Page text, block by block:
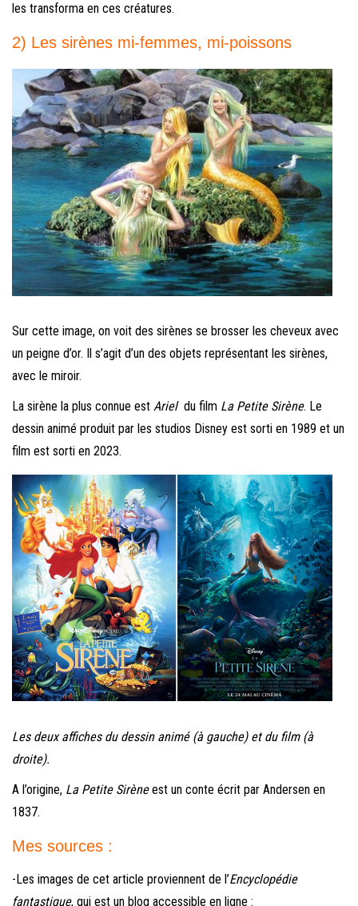
les transforma en ces créatures.
2) Les sirènes mi-femmes, mi-poissons
Sur cette image, on voit des sirènes se brosser les cheveux avec
un peigne d’or. Il s’agit d’un des objets représentant les sirènes,
avec le miroir.
La sirène la plus connue est Ariel du film La Petite Sirène. Le
dessin animé produit par les studios Disney est sorti en 1989 et un
film est sorti en 2023.
Les deux affiches du dessin animé (à gauche) et du film (à
droite).
A l’origine, La Petite Sirèneest un conte écrit par Andersen en
1837.
Mes sources :
-Les images de cet article proviennent de l’Encyclopédie
fantastique, qui est un blog accessible en ligne :